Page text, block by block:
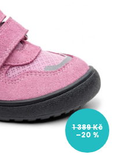
1 389 Kč
–20 %